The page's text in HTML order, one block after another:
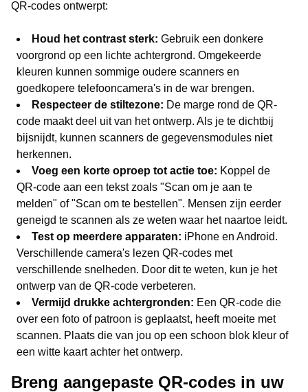
QR-codes ontwerpt:
Houd het contrast sterk: Gebruik een donkere
voorgrond op een lichte achtergrond. Omgekeerde
kleuren kunnen sommige oudere scanners en
goedkopere telefooncamera's in de war brengen.
Respecteer de stiltezone: De marge rond de QR-
code maakt deel uit van het ontwerp. Als je te dichtbij
bijsnijdt, kunnen scanners de gegevensmodules niet
herkennen.
Voeg een korte oproep tot actie toe: Koppel de
QR-code aan een tekst zoals "Scan om je aan te
melden" of "Scan om te bestellen". Mensen zijn eerder
geneigd te scannen als ze weten waar het naartoe leidt.
Test op meerdere apparaten: iPhone en Android.
Verschillende camera's lezen QR-codes met
verschillende snelheden. Door dit te weten, kun je het
ontwerp van de QR-code verbeteren.
Vermijd drukke achtergronden: Een QR-code die
over een foto of patroon is geplaatst, heeft moeite met
scannen. Plaats die van jou op een schoon blok kleur of
een witte kaart achter het ontwerp.
Breng aangepaste QR-codes in uw